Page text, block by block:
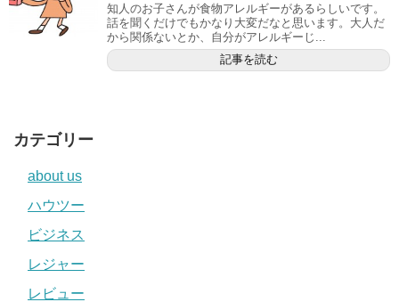
知人のお子さんが食物アレルギーがあるらしいです。
話を聞くだけでもかなり大変だなと思います。大人だ
から関係ないとか、自分がアレルギーじ...
記事を読む
カテゴリー
about us
ハウツー
ビジネス
レジャー
レビュー